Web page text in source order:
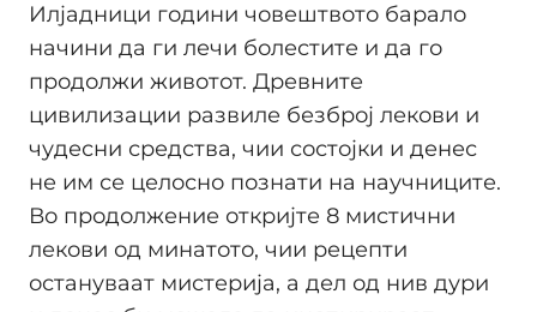
Илјадници години човештвото барало
начини да ги лечи болестите и да го
продолжи животот. Древните
цивилизации развиле безброј лекови и
чудесни средства, чии состојки и денес
не им се целосно познати на научниците.
Во продолжение откријте 8 мистични
лекови од минатото, чии рецепти
остануваат мистерија, а дел од нив дури